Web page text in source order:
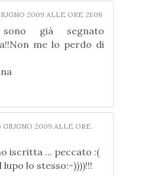
2009 ALLE ORE 21:08
già segnato
me lo perdo di
GIUGNO 2009 ALLE ORE
iscritta ... peccato :(
lupo lo stesso:-))))!!!